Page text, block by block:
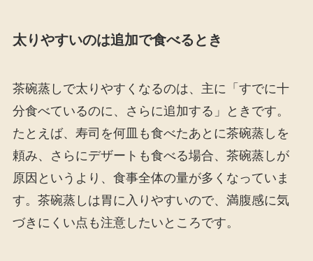
太りやすいのは追加で食べるとき
茶碗蒸しで太りやすくなるのは、主に「すでに十
分食べているのに、さらに追加する」ときです。
たとえば、寿司を何皿も食べたあとに茶碗蒸しを
頼み、さらにデザートも食べる場合、茶碗蒸しが
原因というより、食事全体の量が多くなっていま
す。茶碗蒸しは胃に入りやすいので、満腹感に気
づきにくい点も注意したいところです。